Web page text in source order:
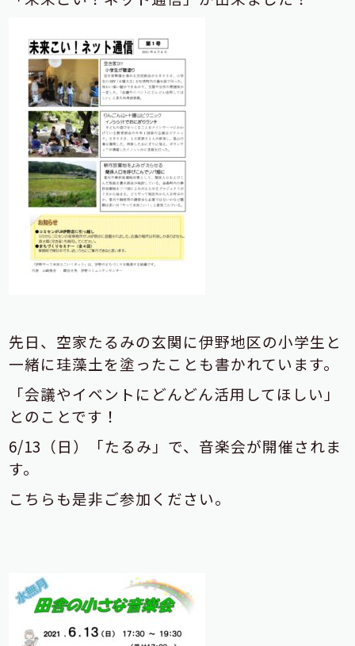
先日、空家たるみの玄関に伊野地区の小学生と
一緒に珪藻土を塗ったことも書かれています。
「会議やイベントにどんどん活用してほしい」
とのことです！
6/13（日）「たるみ」で、音楽会が開催されま
す。
こちらも是非ご参加ください。